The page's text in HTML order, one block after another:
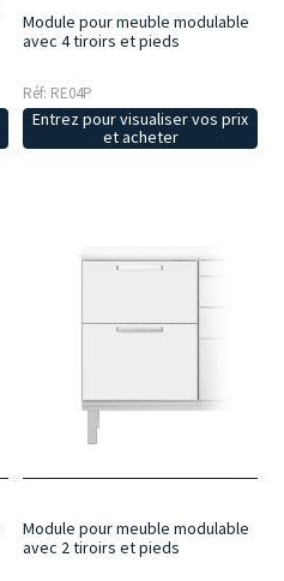
Module pour meuble modulable
avec 4 tiroirs et pieds
Réf: RE04P
Entrez pour visualiser vos prix
et acheter
Module pour meuble modulable
avec 2 tiroirs et pieds